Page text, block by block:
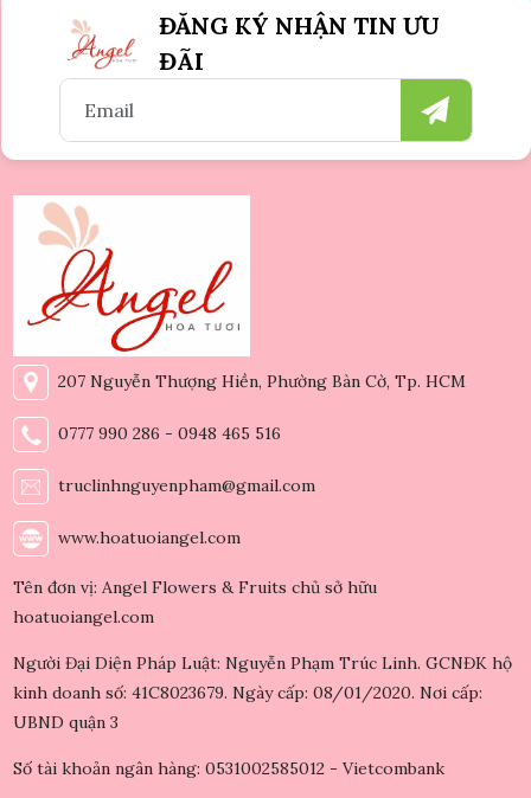
ĐĂNG KÝ NHẬN TIN ƯU
ĐÃI
207 Nguyễn Thượng Hiền, Phường Bàn Cờ, Tp. HCM
0777 990 286 - 0948 465 516
truclinhnguyenpham@gmail.com
www.hoatuoiangel.com
Tên đơn vị: Angel Flowers & Fruits chủ sở hữu
hoatuoiangel.com
Người Đại Diện Pháp Luật: Nguyễn Phạm Trúc Linh. GCNĐK hộ
kinh doanh số: 41C8023679. Ngày cấp: 08/01/2020. Nơi cấp:
UBND quận 3
Số tài khoản ngân hàng: 0531002585012 - Vietcombank